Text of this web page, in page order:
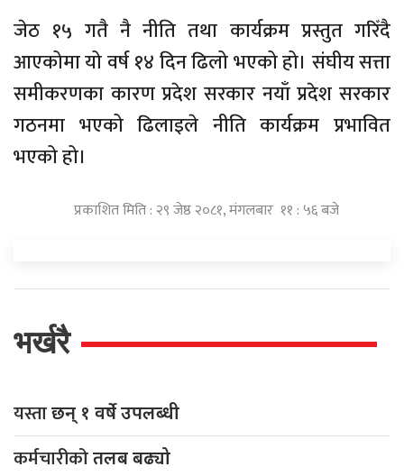
जेठ १५ गतै नै नीति तथा कार्यक्रम प्रस्तुत गरिँदै
आएकोमा यो वर्ष १४ दिन ढिलो भएको हो। संघीय सत्ता
समीकरणका कारण प्रदेश सरकार नयाँ प्रदेश सरकार
गठनमा भएको ढिलाइले नीति कार्यक्रम प्रभावित
भएको हो।
प्रकाशित मिति : २९ जेष्ठ २०८१, मंगलबार ११ : ५६ बजे
भर्खरै
यस्ताछन् १ वर्षे उपलब्धी
कर्मचारीकोतलब बढ्यो